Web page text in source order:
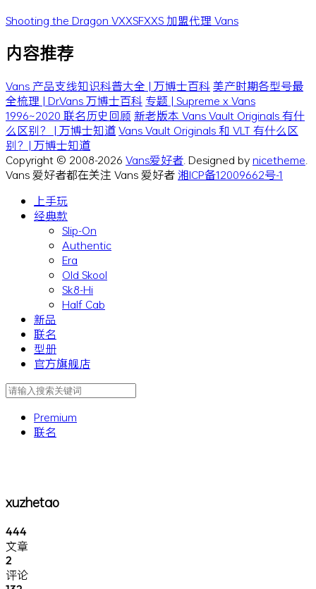
Shooting the Dragon VXXSFXXS加盟代理 Vans
内容推荐
Vans 产品支线知识科普大全 | 万博士百科美产时期各型号最
全梳理 | Dr.Vans 万博士百科 专题 | Supreme x Vans
1996~2020 联名历史回顾 新老版本 Vans Vault Originals 有什
么区别？ | 万博士知道Vans Vault Originals 和 VLT 有什么区
别？| 万博士知道
Copyright © 2008-2026 Vans爱好者. Designed bynicetheme.
Vans 爱好者都在关注 Vans 爱好者湘ICP备12009662号-1
上手玩
经典款
Slip-On
Authentic
Era
Old Skool
Sk8-Hi
Half Cab
新品
联名
型册
官方旗舰店
Premium
联名
xuzhetao
444
文章
2
评论